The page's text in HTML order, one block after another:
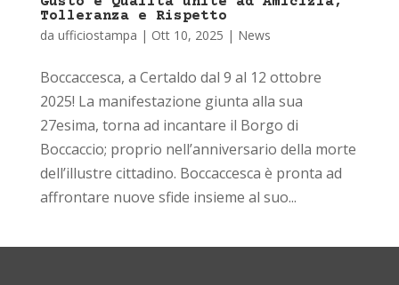
Tolleranza e Rispetto
da ufficiostampa | Ott 10, 2025 | News
Boccaccesca, a Certaldo dal 9 al 12 ottobre
2025! La manifestazione giunta alla sua
27esima, torna ad incantare il Borgo di
Boccaccio; proprio nell’anniversario della morte
dell’illustre cittadino. Boccaccesca è pronta ad
affrontare nuove sfide insieme al suo...